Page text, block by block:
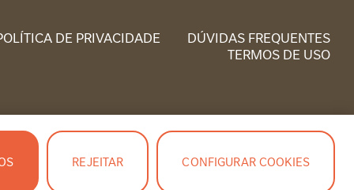
DE PRIVACIDADE
DÚVIDAS FREQUENTES
TERMOS DE USO
CONFIGURAR COOKIES
REJEITAR